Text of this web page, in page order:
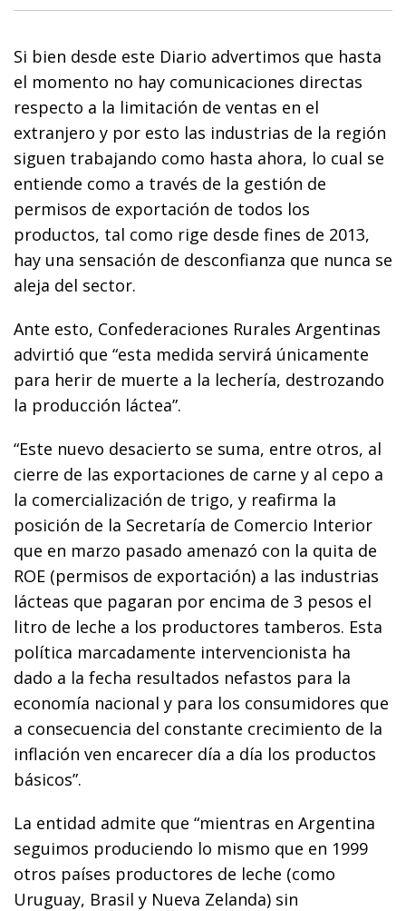
Si bien desde este Diario advertimos que hasta
el momento no hay comunicaciones directas
respecto a la limitación de ventas en el
extranjero y por esto las industrias de la región
siguen trabajando como hasta ahora, lo cual se
entiende como a través de la gestión de
permisos de exportación de todos los
productos, tal como rige desde fines de 2013,
hay una sensación de desconfianza que nunca se
aleja del sector.
Ante esto, Confederaciones Rurales Argentinas
advirtió que “esta medida servirá únicamente
para herir de muerte a la lechería, destrozando
la producción láctea”.
“Este nuevo desacierto se suma, entre otros, al
cierre de las exportaciones de carne y al cepo a
la comercialización de trigo, y reafirma la
posición de la Secretaría de Comercio Interior
que en marzo pasado amenazó con la quita de
ROE (permisos de exportación) a las industrias
lácteas que pagaran por encima de 3 pesos el
litro de leche a los productores tamberos. Esta
política marcadamente intervencionista ha
dado a la fecha resultados nefastos para la
economía nacional y para los consumidores que
a consecuencia del constante crecimiento de la
inflación ven encarecer día a día los productos
básicos”.
La entidad admite que “mientras en Argentina
seguimos produciendo lo mismo que en 1999
otros países productores de leche (como
Uruguay, Brasil y Nueva Zelanda) sin